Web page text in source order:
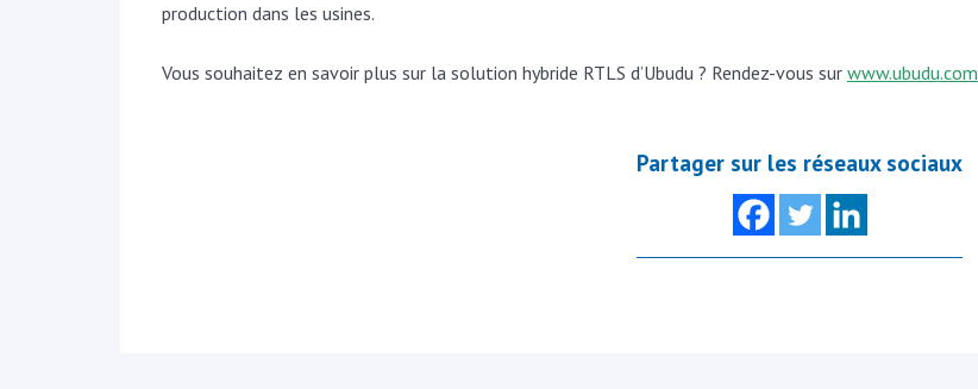
production dans les usines.
Vous souhaitez en savoir plus sur la solution hybride RTLS d’Ubudu ? Rendez-vous sur www.ubudu.com
Partager sur les réseaux sociaux